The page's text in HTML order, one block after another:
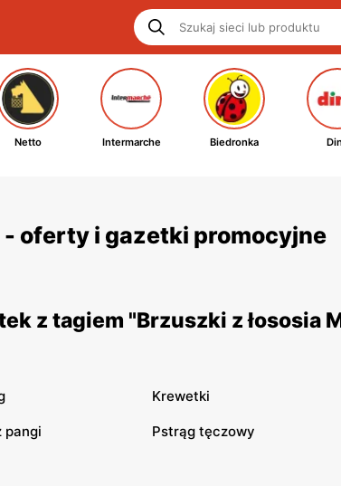
Netto Intermarche Biedronka
- oferty i gazetki promocyjne
z tagiem "Brzuszki z łososia
Krewetki
pangi Pstrąg tęczowy